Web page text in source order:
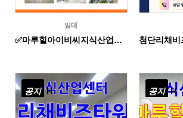
임대
✅마루힐아이비씨지식산업센터 사무실 전용 14평 500/45
공지 H 공지 H